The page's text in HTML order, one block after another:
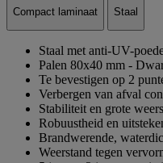
Compact laminaat Staal
Staal met anti-UV-
Palen 80x40 mm -
Te bevestigen op 2
Verbergen van afval
Stabiliteit en grote
Robuustheid en
Brandwerende,
Weerstand tegen